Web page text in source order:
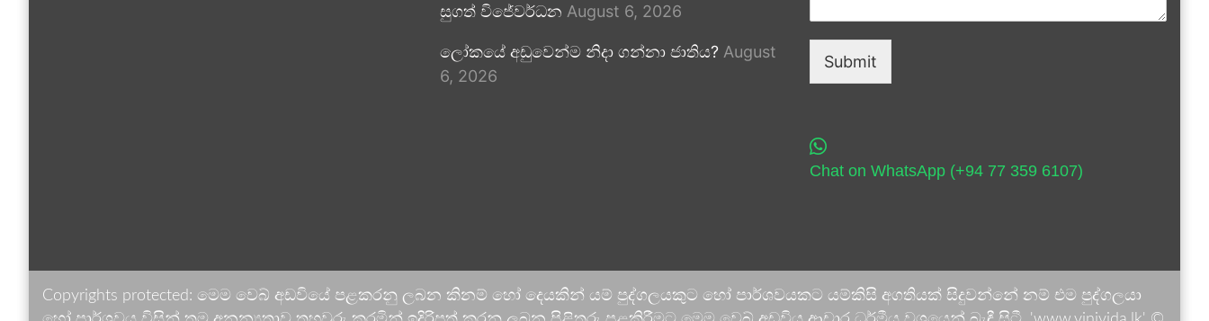
සුගත් විජේවර්ධන August 6, 2026
ලෝකයේ අඩුවෙන්ම නිදා ගන්නා ජාතිය? August
6, 2026
Submit
Chat on WhatsApp (+94 77 359 6107)
Copyrights protected: මෙම වෙබ් අඩවියේ පළකරනු ලබන කිනම් හෝ දෙයකින් යම් පුද්ගලයකුට හෝ පාර්ශවයකට යම්කිසි අගතියක් සිදුවන්නේ නම් එම පුද්ගලයා